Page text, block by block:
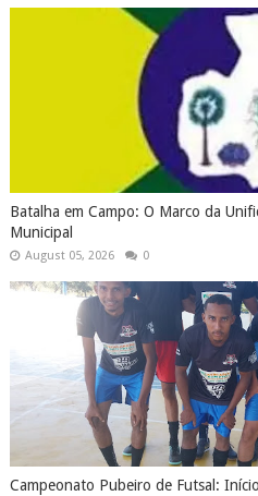
Batalha em Campo: O Marco da
Municipal
August 05, 2026 0
Campeonato Pubeiro de Futsal: